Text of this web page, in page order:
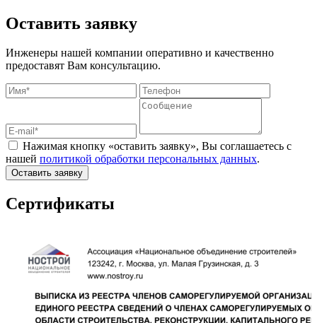
Оставить заявку
Инженеры нашей компании оперативно и качественно
предоставят Вам консультацию.
Нажимая кнопку «оставить заявку», Вы соглашаетесь с
нашей политикой обработки персональных данных.
Оставить заявку
Сертификаты